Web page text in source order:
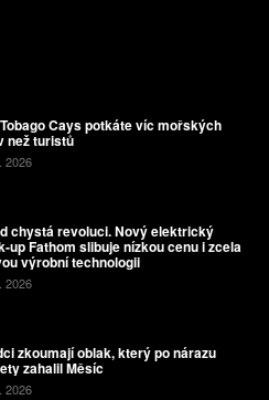
Cays potkáte víc mořských
než turistů
2026
chystá revoluci. Nový elektrický
up Fathom slibuje nízkou cenu i zcela
výrobní technologii
2026
zkoumají oblak, který po nárazu
zahalil Měsíc
2026